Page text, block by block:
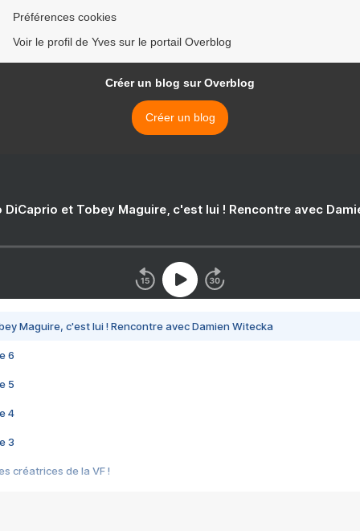
Préférences cookies
Voir le profil de Yves sur le portail Overblog
Créer un blog sur Overblog
Créer un blog
DiCaprio et Tobey Maguire, c'est lui ! Rencontre avec
Maguire, c'est lui ! Rencontre avec Damien Witecka
6
5
4
3
créatrices de la VF !